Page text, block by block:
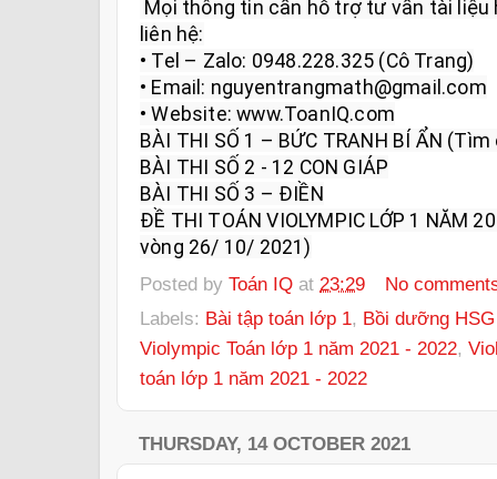
liên hệ:
• Tel – Zalo: 0948.228.325 (Cô Trang)
• Email: nguyentrangmath@gmail.com
• Website: www.ToanIQ.com
BÀI THI SỐ 1 – BỨC TRANH BÍ ẨN
BÀI THI SỐ 2 - 12 CON GIÁP
BÀI THI SỐ 3 – ĐIỀN
ĐỀ THI TOÁN VIOLYMPIC LỚP 1 NĂM
vòng 26/ 10/ 2021)
Posted by Toán IQ at 23:29
No
Labels: Bài tập toán lớp 1, Bồi dưỡng
Violympic Toán lớp 1 năm 2021 - 2022,
toán lớp 1 năm 2021 - 2022
THURSDAY, 14 OCTOBER 2021